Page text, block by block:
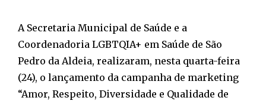
A Secretaria Municipal de Saúde e a
Coordenadoria LGBTQIA+ em Saúde de São
Pedro da Aldeia, realizaram, nesta quarta-feira
(24), o lançamento da campanha de marketing
“Amor, Respeito, Diversidade e Qualidade de